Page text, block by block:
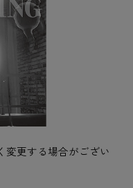
更する場合がござい